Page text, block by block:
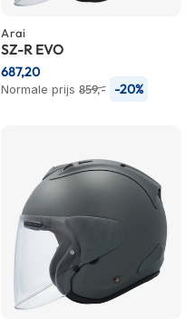
Arai
SZ-R EVO
Normale prijs 859,- -20%
687,20